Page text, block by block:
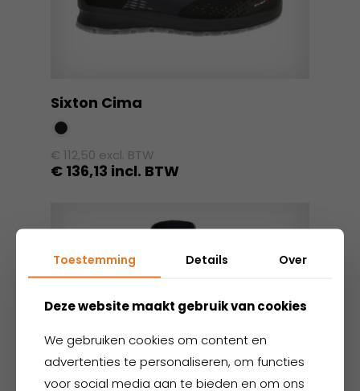
Sixton Cima
€ 112,50 excl. BTW
€ 136,13 incl. BTW
heeft
meerdere
variaties.
optie
gekozen
worden
Toestemming Details Over
Deze website maakt gebruik van cookies
We gebruiken cookies om content en
advertenties te personaliseren, om functies
voor social media aan te bieden en om ons